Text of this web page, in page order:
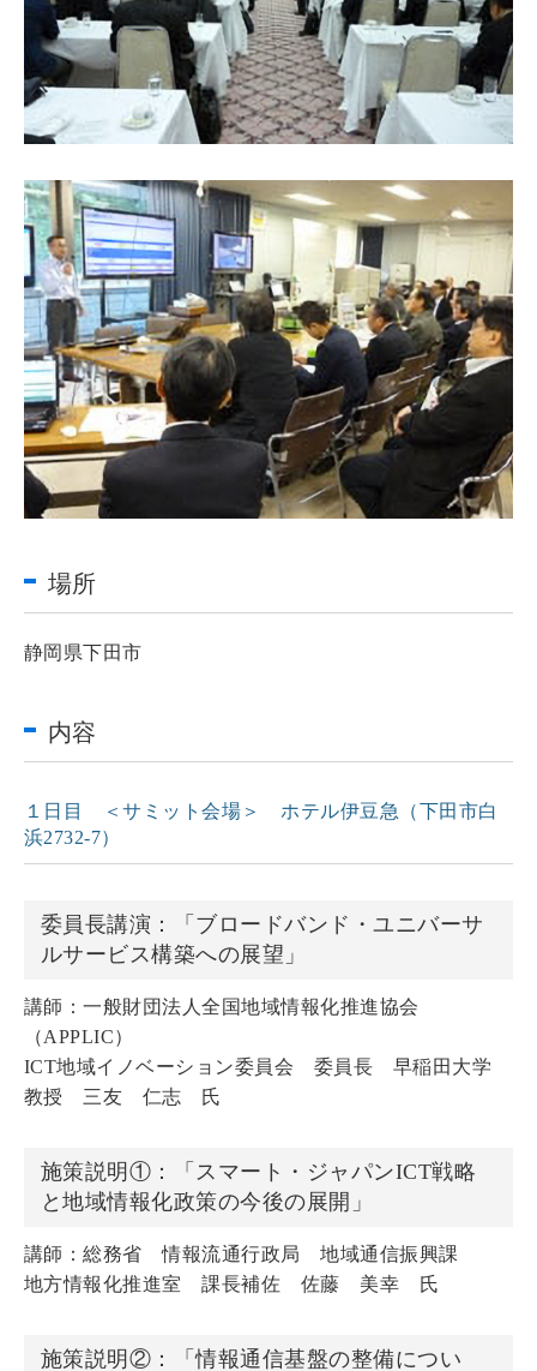
場所
静岡県下田市
内容
１日目 ＜サミット会場＞ ホテル伊豆急（下田市白
浜2732-7）
委員長講演：「ブロードバンド・ユニバーサ
ルサービス構築への展望」
講師：一般財団法人全国地域情報化推進協会
（APPLIC）
ICT地域イノベーション委員会 委員長 早稲田大学
教授 三友 仁志 氏
施策説明①：「スマート・ジャパンICT戦略
と地域情報化政策の今後の展開」
講師：総務省 情報流通行政局 地域通信振興課
地方情報化推進室 課長補佐 佐藤 美幸 氏
施策説明②：「情報通信基盤の整備につい